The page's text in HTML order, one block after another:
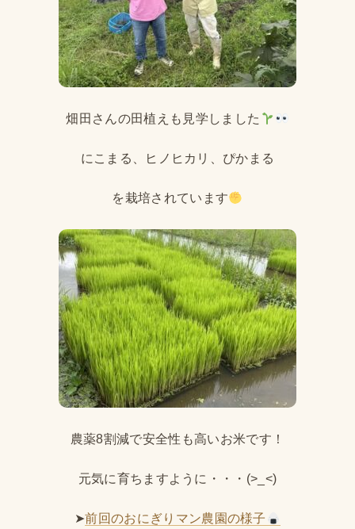
畑田さんの田植えも見学しました
にこまる、ヒノヒカリ、ぴかまる
を栽培されています
農薬8割減で安全性も高いお米です！
元気に育ちますように・・・(>_<)
➤前回のおにぎりマン農園の様子